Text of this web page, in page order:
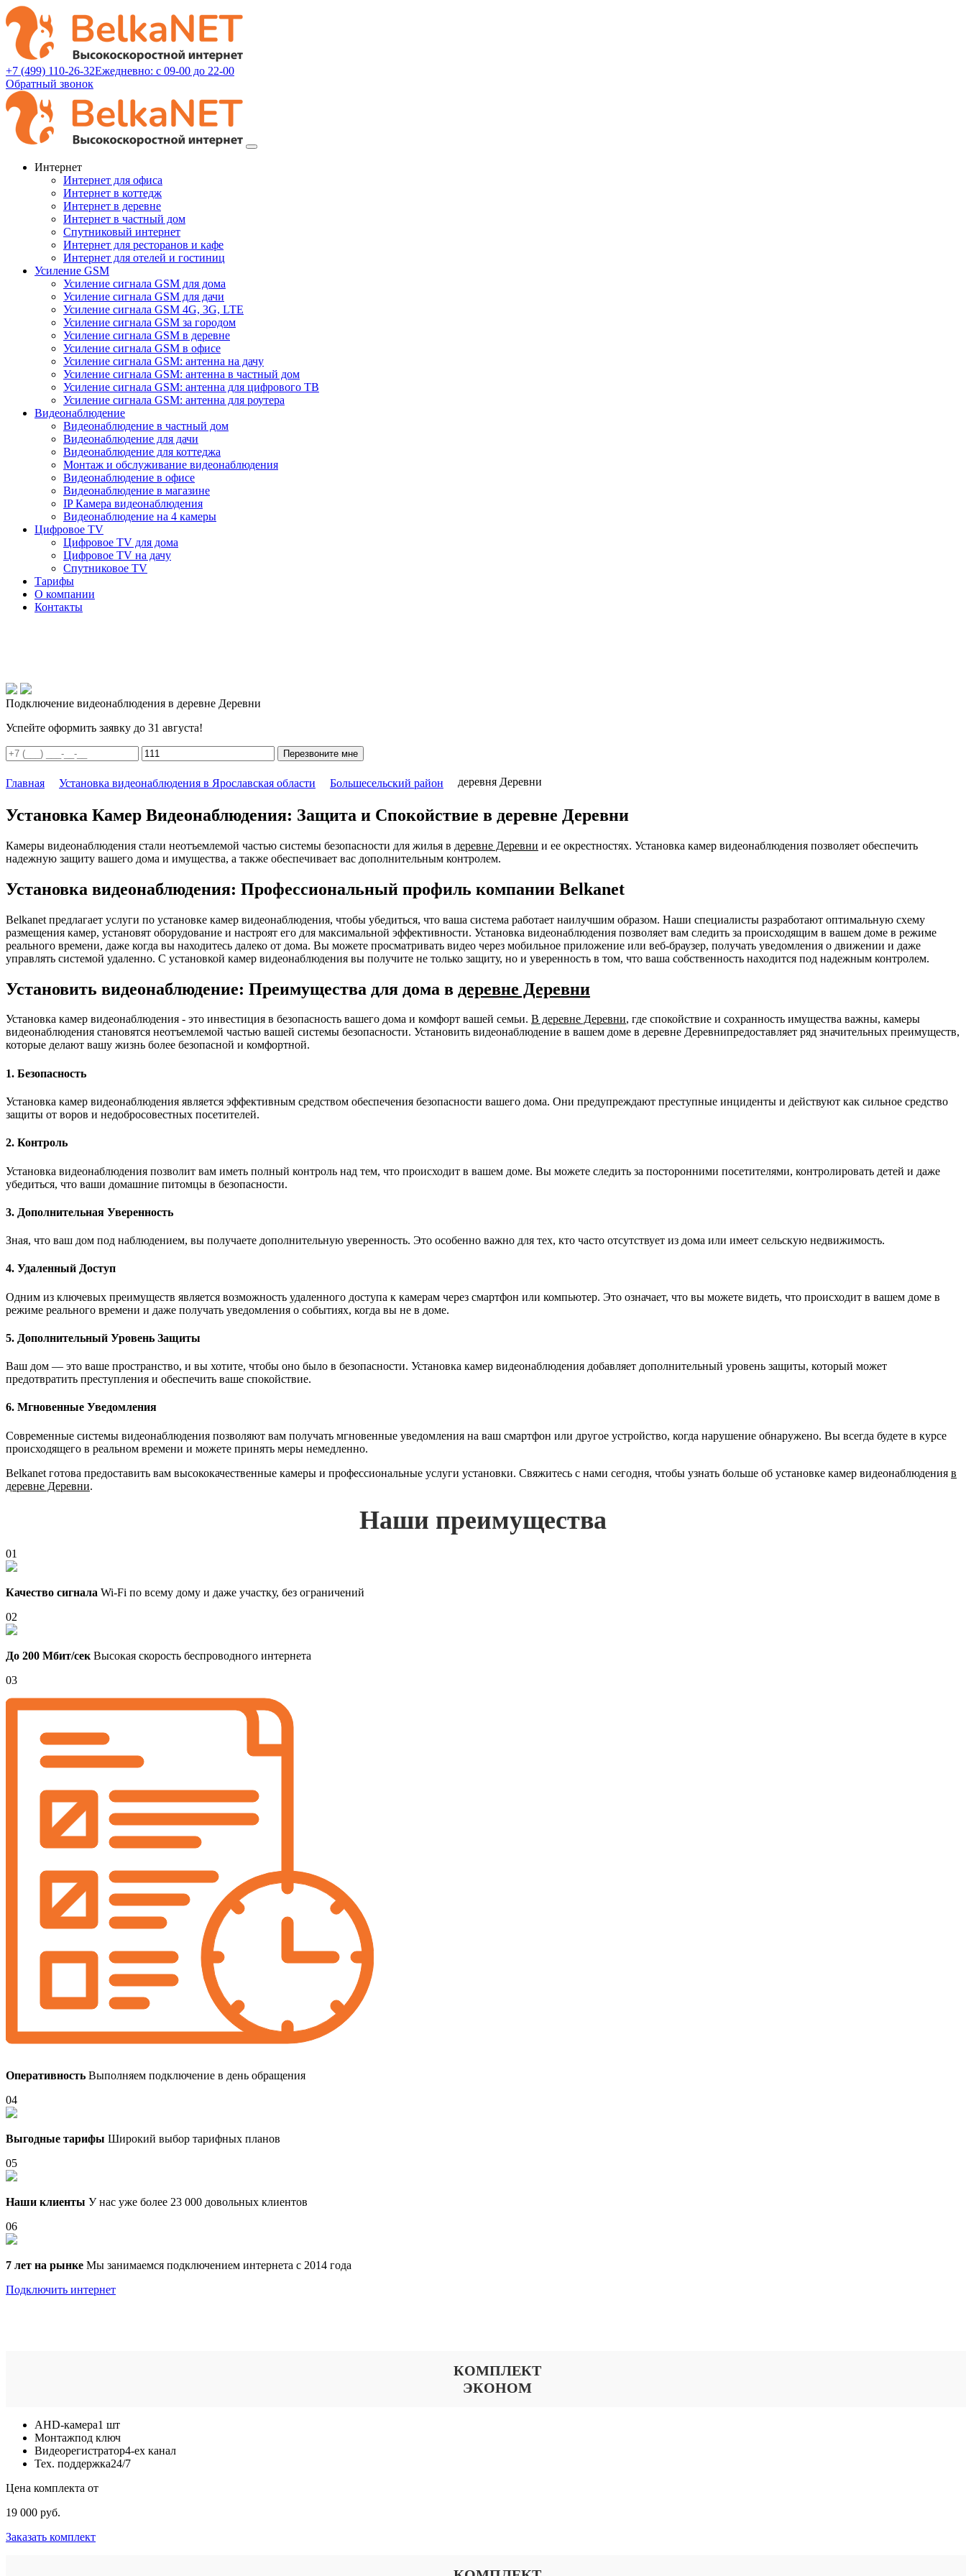
+7 (499) 110-26-32Ежедневно: с 09-00 до 22-00
Обратный звонок
Интернет
Интернет для офиса
Интернет в коттедж
Интернет в деревне
Интернет в частный дом
Спутниковый интернет
Интернет для ресторанов и кафе
Интернет для отелей и гостиниц
Усиление GSM
Усиление сигнала GSM для дома
Усиление сигнала GSM для дачи
Усиление сигнала GSM 4G, 3G, LTE
Усиление сигнала GSM за городом
Усиление сигнала GSM в деревне
Усиление сигнала GSM в офисе
Усиление сигнала GSM: антенна на дачу
Усиление сигнала GSM: антенна в частный дом
Усиление сигнала GSM: антенна для цифрового ТВ
Усиление сигнала GSM: антенна для роутера
Видеонаблюдение
Видеонаблюдение в частный дом
Видеонаблюдение для дачи
Видеонаблюдение для коттеджа
Монтаж и обслуживание видеонаблюдения
Видеонаблюдение в офисе
Видеонаблюдение в магазине
IP Камера видеонаблюдения
Видеонаблюдение на 4 камеры
Цифровое TV
Цифровое TV для дома
Цифровое TV на дачу
Спутниковое TV
Тарифы
О компании
Контакты
Подключение видеонаблюдения в деревне Деревни
Успейте оформить заявку до 31 августа!
Перезвоните мне
Главная Установка видеонаблюдения в Ярославская области Большесельский район деревня Деревни
Установка Камер Видеонаблюдения: Защита и Спокойствие в деревне Деревни
Камеры видеонаблюдения стали неотъемлемой частью системы безопасности для жилья в деревне Деревни и ее окрестностях. Установка камер видеонаблюдения позволяет обеспечить
надежную защиту вашего дома и имущества, а также обеспечивает вас дополнительным контролем.
Установка видеонаблюдения: Профессиональный профиль компании Belkanet
Belkanet предлагает услуги по установке камер видеонаблюдения, чтобы убедиться, что ваша система работает наилучшим образом. Наши специалисты разработают оптимальную схему
размещения камер, установят оборудование и настроят его для максимальной эффективности. Установка видеонаблюдения позволяет вам следить за происходящим в вашем доме в режиме
реального времени, даже когда вы находитесь далеко от дома. Вы можете просматривать видео через мобильное приложение или веб-браузер, получать уведомления о движении и даже
управлять системой удаленно. С установкой камер видеонаблюдения вы получите не только защиту, но и уверенность в том, что ваша собственность находится под надежным контролем.
Установить видеонаблюдение: Преимущества для дома в деревне Деревни
Установка камер видеонаблюдения - это инвестиция в безопасность вашего дома и комфорт вашей семьи. В деревне Деревни, где спокойствие и сохранность имущества важны, камеры
видеонаблюдения становятся неотъемлемой частью вашей системы безопасности. Установить видеонаблюдение в вашем доме в деревне Деревнипредоставляет ряд значительных преимуществ,
которые делают вашу жизнь более безопасной и комфортной.
1. Безопасность
Установка камер видеонаблюдения является эффективным средством обеспечения безопасности вашего дома. Они предупреждают преступные инциденты и действуют как сильное средство
защиты от воров и недобросовестных посетителей.
2. Контроль
Установка видеонаблюдения позволит вам иметь полный контроль над тем, что происходит в вашем доме. Вы можете следить за посторонними посетителями, контролировать детей и даже
убедиться, что ваши домашние питомцы в безопасности.
3. Дополнительная Уверенность
Зная, что ваш дом под наблюдением, вы получаете дополнительную уверенность. Это особенно важно для тех, кто часто отсутствует из дома или имеет сельскую недвижимость.
4. Удаленный Доступ
Одним из ключевых преимуществ является возможность удаленного доступа к камерам через смартфон или компьютер. Это означает, что вы можете видеть, что происходит в вашем доме в
режиме реального времени и даже получать уведомления о событиях, когда вы не в доме.
5. Дополнительный Уровень Защиты
Ваш дом — это ваше пространство, и вы хотите, чтобы оно было в безопасности. Установка камер видеонаблюдения добавляет дополнительный уровень защиты, который может
предотвратить преступления и обеспечить ваше спокойствие.
6. Мгновенные Уведомления
Современные системы видеонаблюдения позволяют вам получать мгновенные уведомления на ваш смартфон или другое устройство, когда нарушение обнаружено. Вы всегда будете в курсе
происходящего в реальном времени и можете принять меры немедленно.
Belkanet готова предоставить вам высококачественные камеры и профессиональные услуги установки. Свяжитесь с нами сегодня, чтобы узнать больше об установке камер видеонаблюдения в
деревне Деревни.
Наши преимущества
01
Качество сигнала Wi-Fi по всему дому и даже участку, без ограничений
02
До 200 Мбит/сек Высокая скорость беспроводного интернета
03
Оперативность Выполняем подключение в день обращения
04
Выгодные тарифы Широкий выбор тарифных планов
05
Наши клиенты У нас уже более 23 000 довольных клиентов
06
7 лет на рынке Мы занимаемся подключением интернета с 2014 года
Подключить интернет
КОМПЛЕКТ
ЭКОНОМ
AHD-камера1 шт
Монтажпод ключ
Видеорегистратор4-ех канал
Тех. поддержка24/7
Цена комплекта от
19 000 руб.
Заказать комплект